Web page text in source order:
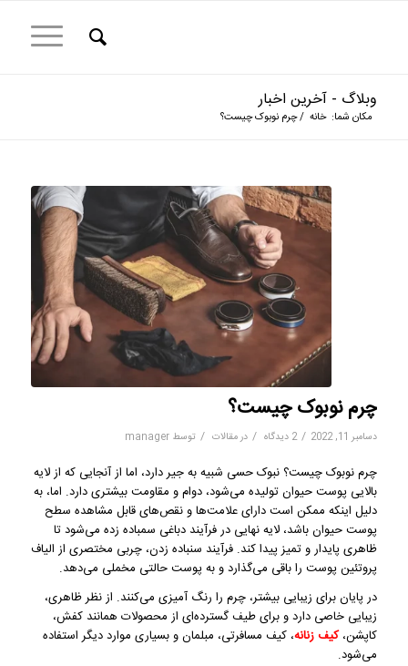
وبلاگ - آخرین اخبار
مکان شما: خانه /چرم نوبوک چیست؟
چرم نوبوک چیست؟
دسامبر 11, 2022 / 2 دیدگاه / درمقالات / توسط manager
چرم نوبوک چیست؟ نبوک حسی شبیه به جیر دارد، اما از آنجایی که از لایه
بالایی پوست حیوان تولیده می‌شود، دوام و مقاومت بیشتری دارد. اما، به
دلیل اینکه ممکن است دارای علامت‌ها و نقص‌های قابل مشاهده سطح
پوست حیوان باشد، لایه نهایی در فرآیند دباغی سمباده زده می‌شود تا
ظاهری پایدار و تمیز پیدا کند. فرآیند سنباده زدن، چربی مختصری از الیاف
پروتئین پوست را باقی می‌گذارد و به پوست حالتی مخملی می‌دهد.
در پایان برای زیبایی بیشتر، چرم را رنگ آمیزی می‌کنند. از نظر ظاهری،
زیبایی خاصی دارد و برای طیف گسترده‌ای از محصولات همانند کفش،
کاپشن،کیف زنانه، کیف مسافرتی، مبلمان و بسیاری موارد دیگر استفاده
می‌شود.